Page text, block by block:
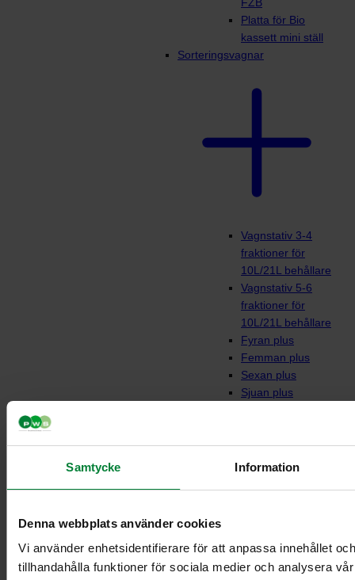
Samtycke Information
Denna webbplats använder cookies
Vi använder enhetsidentifierare för att anpassa innehållet
tillhandahålla funktioner för sociala medier och analysera
Platta för Bio
kassett mini ställ
Sorteringsvagnar
Vagnstativ 3-4
fraktioner för
10L/21L behållare
Vagnstativ 5-6
fraktioner för
10L/21L behållare
Fyran plus
Femman plus
Sexan plus
Sjuan plus
Sjuan
Vagnar till behållare